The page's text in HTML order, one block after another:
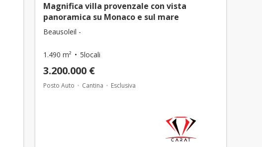
Magnifica villa provenzale con vista
panoramica su Monaco e sul mare
Beausoleil -
1.490 m² 5locali
3.200.000 €
Posto Auto Cantina Esclusiva